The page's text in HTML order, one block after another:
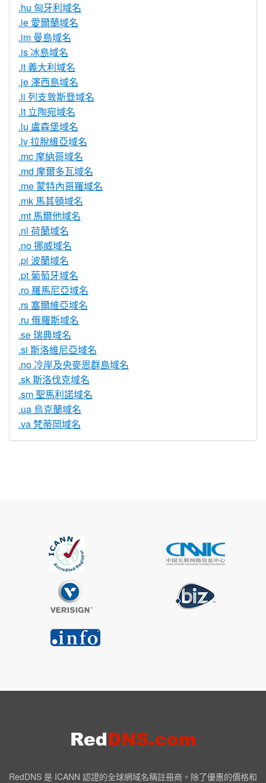
.hu 匈牙利域名
.ie 愛爾蘭域名
.im 曼島域名
.is 冰島域名
.it 義大利域名
.je 澤西島域名
.li 列支敦斯登域名
.lt 立陶宛域名
.lu 盧森堡域名
.lv 拉脫維亞域名
.mc 摩納哥域名
.md 摩爾多瓦域名
.me 蒙特內哥羅域名
.mk 馬其頓域名
.mt 馬爾他域名
.nl 荷蘭域名
.no 挪威域名
.pl 波蘭域名
.pt 葡萄牙域名
.ro 羅馬尼亞域名
.rs 塞爾維亞域名
.ru 俄羅斯域名
.se 瑞典域名
.si 斯洛維尼亞域名
.no 冷岸及央麥恩群島域名
.sk 斯洛伐克域名
.sm 聖馬利諾域名
.ua 烏克蘭域名
.va 梵蒂岡域名
RedDNS 是 ICANN 認證的全球網域名稱註冊商。除了優惠的價格和